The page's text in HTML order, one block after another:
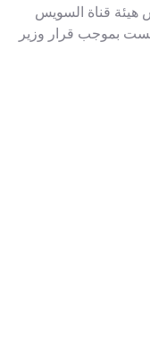
/ رئيس هيئة قناة السويس
وتأسست بموجب قرار وزير